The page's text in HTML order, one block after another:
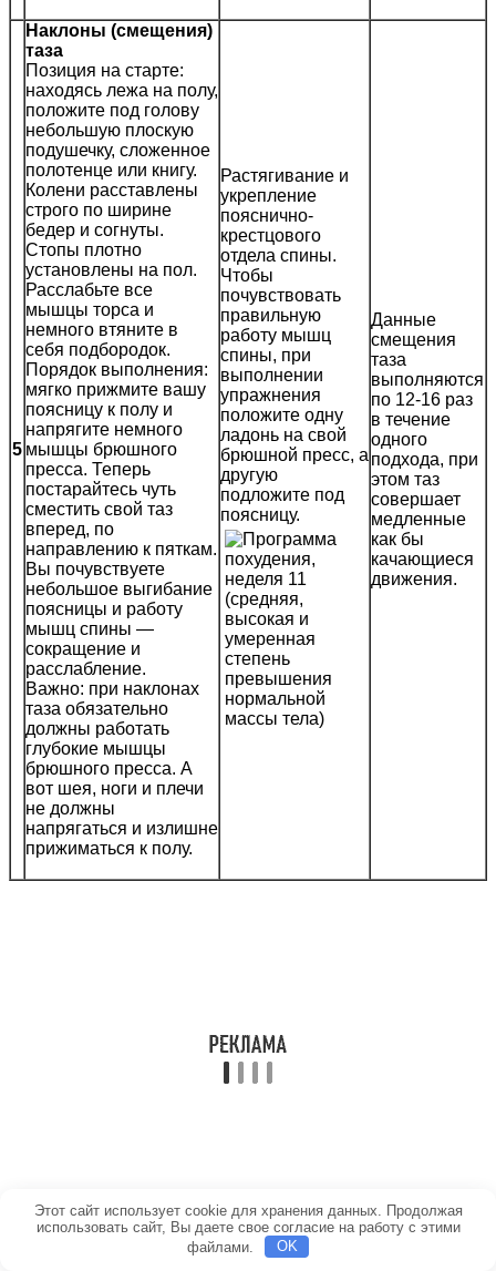
5
Наклоны (смещения)
таза
Позиция на старте:
находясь лежа на полу,
положите под голову
небольшую плоскую
подушечку, сложенное
полотенце или книгу.
Колени расставлены
строго по ширине
бедер и согнуты.
Стопы плотно
установлены на пол.
Расслабьте все
мышцы торса и
немного втяните в
себя подбородок.
Порядок выполнения:
мягко прижмите вашу
поясницу к полу и
напрягите немного
мышцы брюшного
пресса. Теперь
постарайтесь чуть
сместить свой таз
вперед, по
направлению к пяткам.
Вы почувствуете
небольшое выгибание
поясницы и работу
мышц спины —
сокращение и
расслабление.
Важно: при наклонах
таза обязательно
должны работать
глубокие мышцы
брюшного пресса. А
вот шея, ноги и плечи
не должны
напрягаться и излишне
прижиматься к полу.
Растягивание и
укрепление
пояснично-
крестцового
отдела спины.
Чтобы
почувствовать
правильную
работу мышц
спины, при
выполнении
упражнения
положите одну
ладонь на свой
брюшной пресс, а
другую
подложите под
поясницу.
Данные
смещения
таза
выполняются
по 12-16 раз
в течение
одного
подхода, при
этом таз
совершает
медленные
как бы
качающиеся
движения.
Этот сайт использует cookie для хранения данных. Продолжая
использовать сайт, Вы даете свое согласие на работу с этими
файлами.
OK